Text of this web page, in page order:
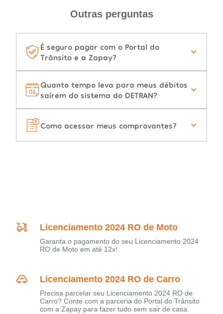
Outras perguntas
É seguro pagar com o Portal do
Trânsito e a Zapay?
Quanto tempo leva para meus débitos
saírem do sistema do DETRAN?
Como acessar meus comprovantes?
Licenciamento 2024 RO de Moto
Garanta o pagamento do seu Licenciamento 2024
RO de Moto em até 12x!
Licenciamento 2024 RO de Carro
Precisa parcelar seu Licenciamento 2024 RO de
Carro? Conte com a parceria do Portal do Trânsito
com a Zapay para fazer tudo sem sair de casa.